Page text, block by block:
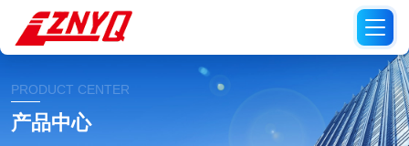
PRODUCT CENTER
产品中心